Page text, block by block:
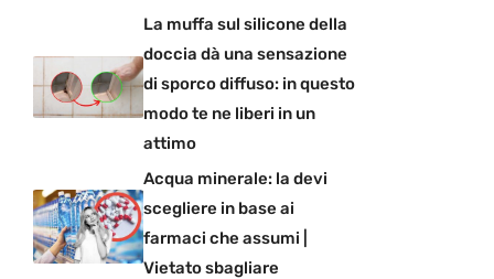
La muffa sul silicone della
doccia dà una sensazione
di sporco diffuso: in questo
modo te ne liberi in un
attimo
Acqua minerale: la devi
scegliere in base ai
farmaci che assumi |
Vietato sbagliare